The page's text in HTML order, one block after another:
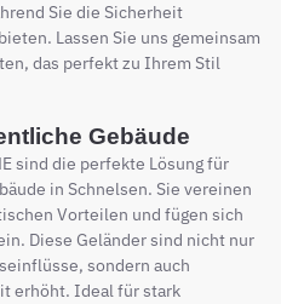
Sie die Sicherheit
Lassen Sie uns gemeinsam
das perfekt zu Ihrem Stil
Gebäude
sind die perfekte Lösung für
in Schnelsen. Sie vereinen
Vorteilen und fügen sich
Diese Geländer sind nicht nur
sondern auch
erhöht. Ideal für stark